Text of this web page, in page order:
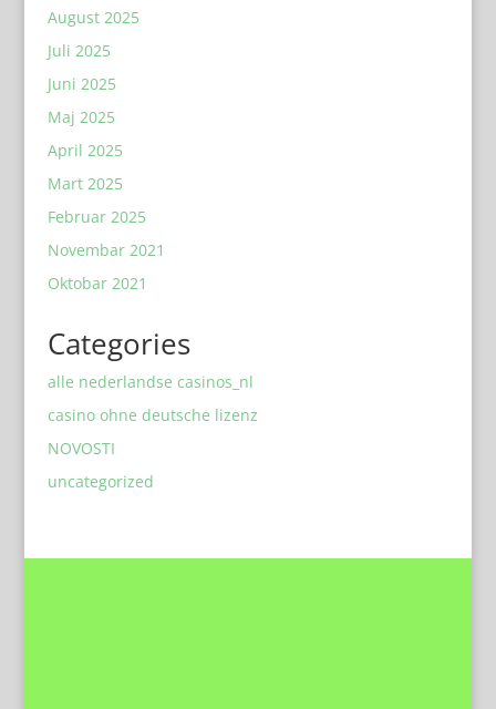
August 2025
Juli 2025
Juni 2025
Maj 2025
April 2025
Mart 2025
Februar 2025
Novembar 2021
Oktobar 2021
Categories
alle nederlandse casinos_nl
casino ohne deutsche lizenz
NOVOSTI
uncategorized